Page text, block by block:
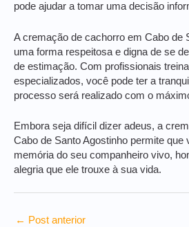
pode ajudar a tomar uma decisão
A cremação de cachorro em Cabo de
uma forma respeitosa e digna de se
de estimação. Com profissionais
especializados, você pode ter a
processo será realizado com o
Embora seja difícil dizer adeus, a
Cabo de Santo Agostinho permite que
memória do seu companheiro vivo,
alegria que ele trouxe à sua vida.
← Post anterior